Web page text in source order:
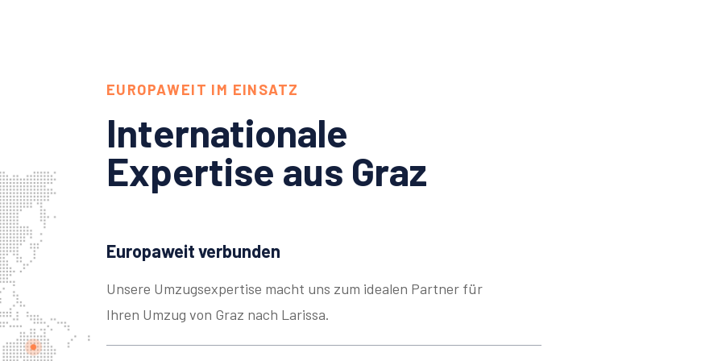
EUROPAWEIT IM EINSATZ
Internationale
Expertise aus Graz
Europaweit verbunden
Unsere Umzugsexpertise macht uns zum idealen Partner für
Ihren Umzug von Graz nach Larissa.